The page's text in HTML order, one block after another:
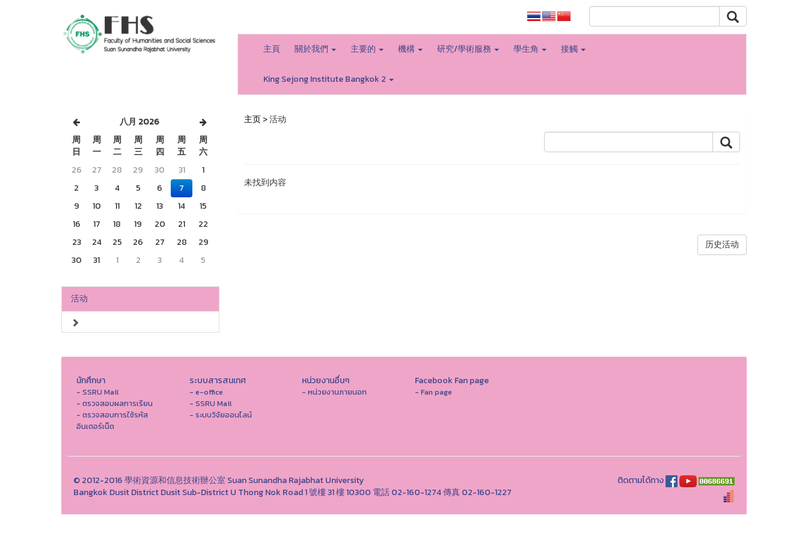
主頁 關於我們 主要的 機構 研究/學術服務 學生角 接觸
King Sejong Institute Bangkok 2
八月 2026
周
日
周
一
周
二
周
三
周
四
周
五
周
六
26
27 28 29 30 31
1
2
3 4 5 6 7
8
9
10 11 12 13 14
15
16
17 18 19 20 21
22
23
24 25 26 27 28
29
30
31 1 2 3 4 5
活动
主页> 活动
未找到内容
历史活动
นักศึกษา
- SSRU Mail
- ตรวจสอบผลการเรียน
- ตรวจสอบการใช้รหัส
อินเตอร์เน็ต
ระบบสารสนเทศ
- e-office
- SSRU Mail
- ระบบวิจัยออนไลน์
หน่วยงานอื่นๆ
- หน่วยงานภายนอก
Facebook Fan page
- Fan page
© 2012-2016 學術資源和信息技術辦公室 Suan Sunandha Rajabhat University
Bangkok Dusit District Dusit Sub-District U Thong Nok Road 1 號樓 31 樓 10300 電話 02-160-1274 傳真 02-160-1227
ติดตามได้ทาง